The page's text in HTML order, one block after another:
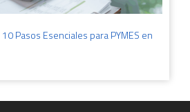
Pasos Esenciales para PYMES en